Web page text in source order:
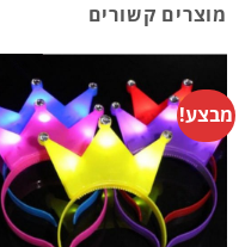
מוצרים קשורים
מבצע!